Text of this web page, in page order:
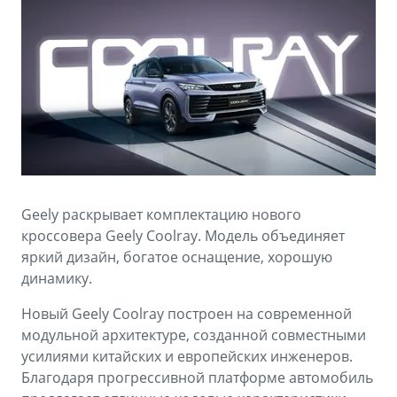
от 4 349 990 ₽*
PREFACE
от 3 079 990 ₽*
ФИНАНСЫ И УСЛУГИ
Расчет КАСКО
GEELY Лизинг
Спецпредложения
Помощь на дорогах
Сервисная книжка
Вопросы и ответы
Geely раскрывает комплектацию нового
кроссовера Geely Coolray. Модель объединяет
яркий дизайн, богатое оснащение, хорошую
динамику.
Новый Geely Coolray построен на современной
модульной архитектуре, созданной совместными
усилиями китайских и европейских инженеров.
Благодаря прогрессивной платформе автомобиль